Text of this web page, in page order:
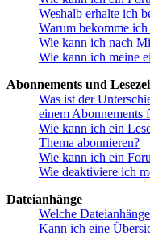
Weshalb erhalte ich
Warum bekomme ich
Wie kann ich nach
Wie kann ich meine
Abonnements und
Was ist der
einem Abonnements
Wie kann ich ein
Thema abonnieren?
Wie kann ich ein
Wie deaktiviere ich
Dateianhänge
Welche
Kann ich eine